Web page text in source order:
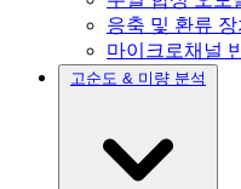
응축 및 환류 장
마이크로채널
고순도 & 미량 분석